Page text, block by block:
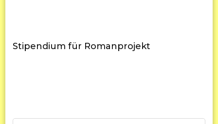
Stipendium für Romanprojekt